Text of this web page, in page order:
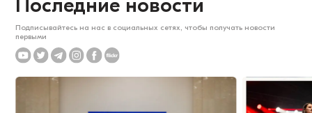
Последние новости
Подписывайтесь на нас в социальных сетях, чтобы получать новости
первыми